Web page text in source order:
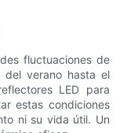
fluctuaciones de
del verano hasta el
LED para
estas condiciones
ni su vida útil. Un